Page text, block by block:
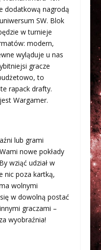
dodatkową nagrodą
SW. Blok
w turnieje
modern,
wyląduje u nas
gracze
to
rapack drafty.
Wargamer.
lub grami
nowe pokłady
wziąć udział w
nic poza kartką,
wolnymi
w dowolną postać
graczami –
wyobraźnia!